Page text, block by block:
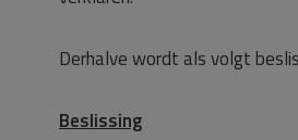
Derhalve wordt als volgt
Beslissing